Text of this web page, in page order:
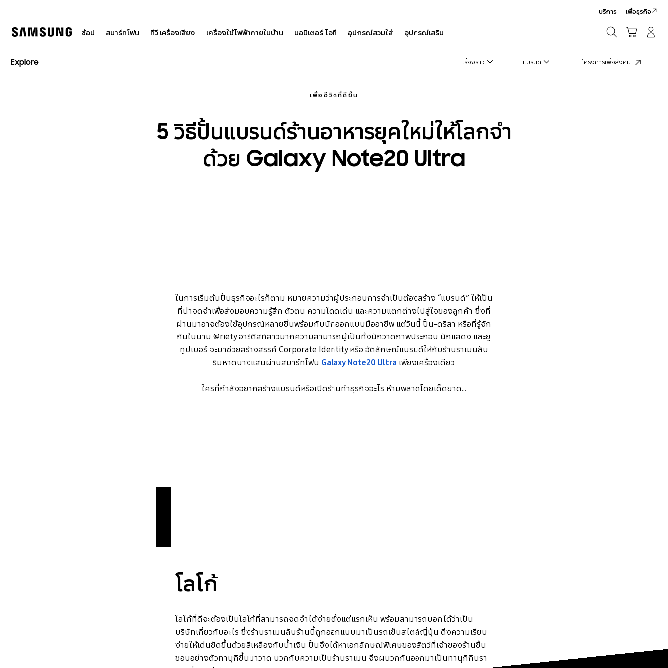
ช้อป สมาร์ทโฟน ทีวี เครื่องเสียง เครื่องใช้ไฟฟ้าภายในบ้าน มอนิเตอร์ ไอที อุปกรณ์สวมใส่ อุปกรณ์เสริม
บริการ เพื่อธุรกิจ
Explore เรื่องราว แบรนด์ โครงการเพื่อสังคม
เพื่อชีวิตที่ดีขึ้น
5 วิธีปั้นแบรนด์ร้านอาหารยุคใหม่ให้โลกจำ
ด้วย Galaxy Note20 Ultra
ในการเริ่มต้นปั้นธุรกิจอะไรก็ตาม หมายความว่าผู้ประกอบการจำเป็นต้องสร้าง “แบรนด์” ให้เป็น
ที่น่าจดจำเพื่อส่งมอบความรู้สึก ตัวตน ความโดดเด่น และความแตกต่างไปสู่ใจของลูกค้า ซึ่งที่
ผ่านมาอาจต้องใช้อุปกรณ์หลายชิ้นพร้อมกับนักออกแบบมืออาชีพ แต่วันนี้ ปั๋น-ดริสา หรือที่รู้จัก
กันในนาม @riety อาร์ติสท์สาวมากความสามารถผู้เป็นทั้งนักวาดภาพประกอบ นักแสดง และยู
ทูปเบอร์ จะมาช่วยสร้างสรรค์ Corporate Identity หรือ อัตลักษณ์แบรนด์ให้กับร้านราเมนลับ
ริมหาดบางแสนผ่านสมาร์ทโฟน Galaxy Note20 Ultra เพียงเครื่องเดียว
ใครที่กำลังอยากสร้างแบรนด์หรือเปิดร้านทำธุรกิจอะไร ห้ามพลาดโดยเด็ดขาด...
1
โลโก้
โลโก้ที่ดีจะต้องเป็นโลโก้ที่สามารถจดจำได้ง่ายตั้งแต่แรกเห็น พร้อมสามารถบอกได้ว่าเป็น
บริษัทเกี่ยวกับอะไร ซึ่งร้านราเมนลับร้านนี้ถูกออกแบบมาเป็นรถเข็นสไตล์ญี่ปุ่น ดึงความเรียบ
ง่ายให้เด่นชัดขึ้นด้วยสีเหลืองกับน้ำเงิน ปั๋นจึงได้หาเอกลักษณ์พิเศษของสัตว์ที่เจ้าของร้านชื่น
ชอบอย่างตัวทานุกิขึ้นมาวาด บวกกับความเป็นร้านราเมน จึงผนวกกันออกมาเป็นทานุกิกินรา